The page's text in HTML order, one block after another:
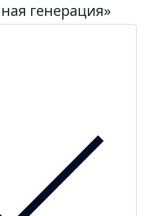
генерация»